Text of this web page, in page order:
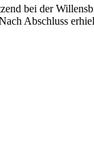
bei der
Abschluss